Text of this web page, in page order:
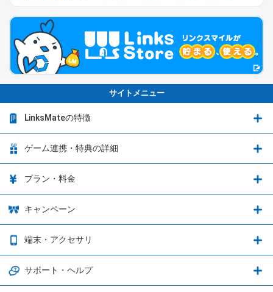
サイトメニュー
LinksMateの特徴
LinksMateの特徴
音声通話料金がもっとオトクに
データ通信容量繰り越し
通信エリアと通信速度状況
ゲーム連携・特典の詳細
ゲーム連携・特典の詳細
ブレイブソード×ブレイズソウル
ウマ娘 プリティーダービー
プラン・料金
プラン・料金
3種類のSIMタイプ
キャンペーン
お得なキャンペーン実施中！
OPPO端末購入キャンペーン第5弾
端末・アクセサリ
端末・アクセサリ
サポート・ヘルプ